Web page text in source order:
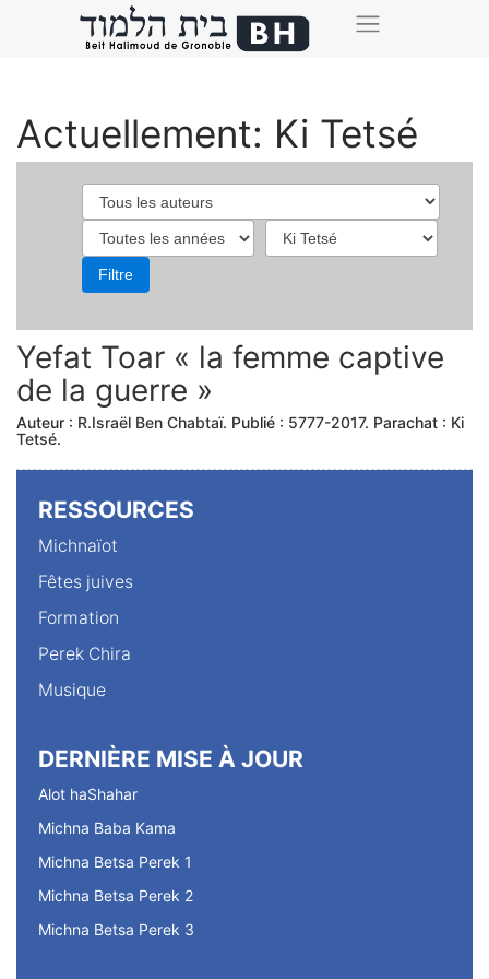
Actuellement: Ki Tetsé
Yefat Toar « la femme captive
de la guerre »
Auteur : R.Israël Ben Chabtaï. Publié : 5777-2017. Parachat : Ki
Tetsé.
RESSOURCES
Michnaïot
Fêtes juives
Formation
Perek Chira
Musique
DERNIÈRE MISE À JOUR
Alot haShahar
Michna Baba Kama
Michna Betsa Perek 1
Michna Betsa Perek 2
Michna Betsa Perek 3